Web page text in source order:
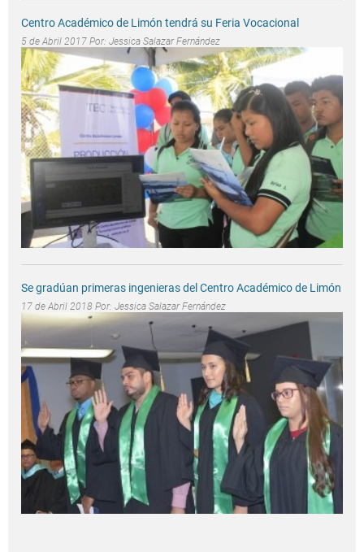
Centro Académico de Limón tendrá su Feria Vocacional
5 de Abril 2017 Por: Jessica Salazar Fernández
Se gradúan primeras ingenieras del Centro Académico de Limón
17 de Abril 2018 Por: Jessica Salazar Fernández